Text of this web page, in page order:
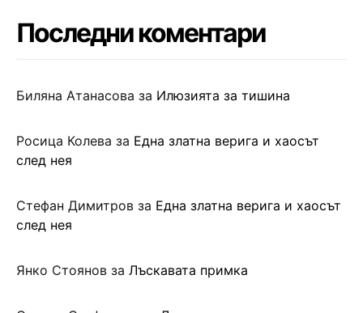
Последни коментари
Биляна Атанасова за Илюзията за тишина
Росица Колева за Една златна верига и хаосът
след нея
Стефан Димитров за Една златна верига и хаосът
след нея
Янко Стоянов за Лъскавата примка